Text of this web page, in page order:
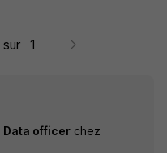
sur 1
Data officer chez